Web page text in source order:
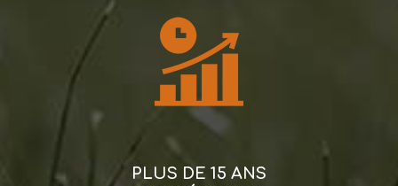
PLUS DE 15 ANS